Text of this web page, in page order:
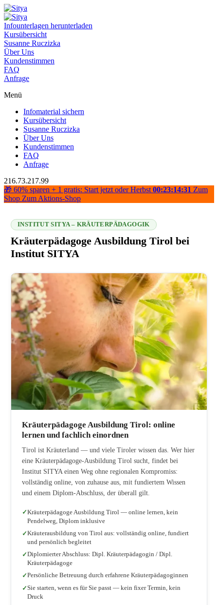
Infounterlagen herunterladen
Kursübersicht
Susanne Ruczizka
Über Uns
Kundenstimmen
FAQ
Anfrage
Menü
Infomaterial sichern
Kursübersicht
Susanne Ruczizka
Über Uns
Kundenstimmen
FAQ
Anfrage
216.73.217.99
🎁 60% sparen + 1 gratis: Start jetzt oder Herbst 00:23:14:31 Zum
Shop Zum Aktions-Shop
INSTITUT SITYA – KRÄUTERPÄDAGOGIK
Kräuterpädagoge Ausbildung Tirol bei
Institut SITYA
216.73.217.99 2026-08-07 00:44:22
Kräuterpädagoge Ausbildung Tirol: online
lernen und fachlich einordnen
Tirol ist Kräuterland — und viele Tiroler wissen das. Wer hier
eine Kräuterpädagoge-Ausbildung Tirol sucht, findet bei
Institut SITYA einen Weg ohne regionalen Kompromiss:
vollständig online, von zuhause aus, mit fundiertem Wissen
und einem Diplom-Abschluss, der überall gilt.
Kräuterpädagoge Ausbildung Tirol — online lernen, kein
Pendelweg, Diplom inklusive
Kräuterausbildung von Tirol aus: vollständig online, fundiert
und persönlich begleitet
Diplomierter Abschluss: Dipl. Kräuterpädagogin / Dipl.
Kräuterpädagoge
Persönliche Betreuung durch erfahrene Kräuterpädagoginnen
Sie starten, wenn es für Sie passt — kein fixer Termin, kein
Druck